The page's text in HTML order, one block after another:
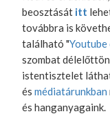
beosztását itt
továbbra is
található "Youtube
szombat
istentisztelet
ésmédiatárunkban
és hanganyagaink.